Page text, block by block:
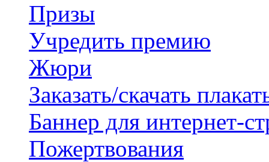
Призы
Учредить премию
Жюри
Заказать/скачать
Баннер для интернет-
Пожертвования